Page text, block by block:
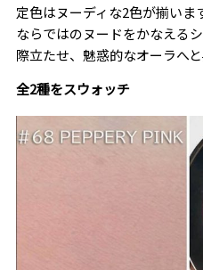
定色はヌーディな2色が揃いま
ならではのヌードをかなえる
際立たせ、魅惑的なオーラへと
全2種をスウォッチ